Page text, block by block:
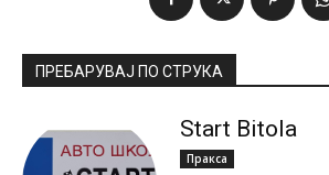
ПРЕБАРУВАЈ ПО СТРУКА
Start Bitola
Пракса